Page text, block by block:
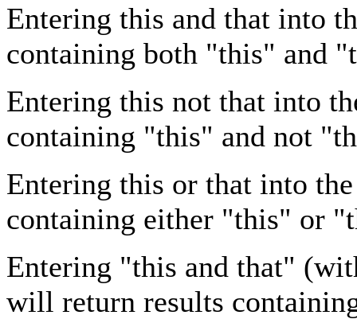
Entering this and that into
containing both "this" and
Entering this not that into
containing "this" and not
Entering this or that into
containing either "this" or
Entering "this and that"
will return results